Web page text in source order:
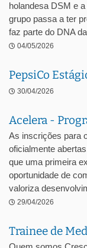
holandesa DSM e
grupo passa a ter
faz parte do DNA
04/05/2026
PepsiCo
30/04/2026
Acelera -
As inscrições para
oficialmente
que uma primeira
oportunidade de
valoriza
29/04/2026
Trainee de